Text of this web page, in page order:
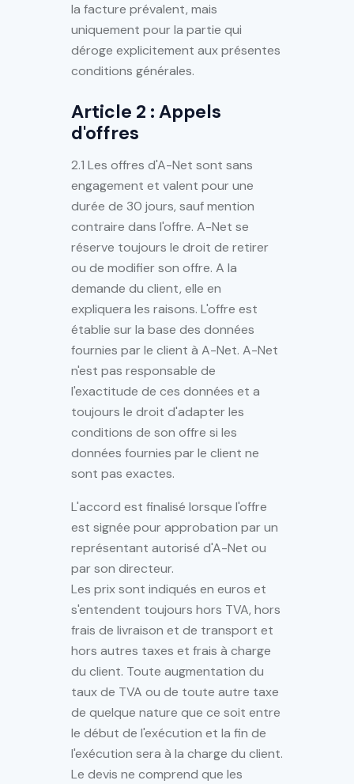
la facture prévalent, mais
uniquement pour la partie qui
déroge explicitement aux présentes
conditions générales.
Article 2 : Appels
d'offres
2.1 Les offres d'A-Net sont sans
engagement et valent pour une
durée de 30 jours, sauf mention
contraire dans l'offre. A-Net se
réserve toujours le droit de retirer
ou de modifier son offre. A la
demande du client, elle en
expliquera les raisons. L'offre est
établie sur la base des données
fournies par le client à A-Net. A-Net
n'est pas responsable de
l'exactitude de ces données et a
toujours le droit d'adapter les
conditions de son offre si les
données fournies par le client ne
sont pas exactes.
L'accord est finalisé lorsque l'offre
est signée pour approbation par un
représentant autorisé d'A-Net ou
par son directeur.
Les prix sont indiqués en euros et
s'entendent toujours hors TVA, hors
frais de livraison et de transport et
hors autres taxes et frais à charge
du client. Toute augmentation du
taux de TVA ou de toute autre taxe
de quelque nature que ce soit entre
le début de l'exécution et la fin de
l'exécution sera à la charge du client.
Le devis ne comprend que les